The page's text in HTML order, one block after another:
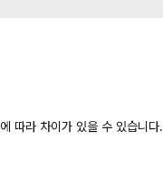
따라 차이가 있을 수 있습니다.